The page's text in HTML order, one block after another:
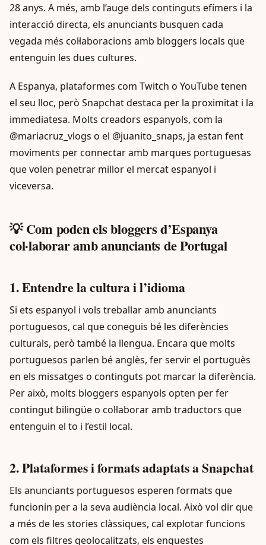
28 anys. A més, amb l’auge dels continguts efímers i la
interacció directa, els anunciants busquen cada
vegada més col·laboracions amb bloggers locals que
entenguin les dues cultures.
A Espanya, plataformes com Twitch o YouTube tenen
el seu lloc, però Snapchat destaca per la proximitat i la
immediatesa. Molts creadors espanyols, com la
@mariacruz_vlogs o el @juanito_snaps, ja estan fent
moviments per connectar amb marques portuguesas
que volen penetrar millor el mercat espanyol i
viceversa.
💡 Com poden els bloggers d’Espanya
col·laborar amb anunciants de Portugal
1. Entendre la cultura i l’idioma
Si ets espanyol i vols treballar amb anunciants
portuguesos, cal que coneguis bé les diferències
culturals, però també la llengua. Encara que molts
portuguesos parlen bé anglès, fer servir el portuguès
en els missatges o continguts pot marcar la diferència.
Per això, molts bloggers espanyols opten per fer
contingut bilingüe o col·laborar amb traductors que
entenguin el to i l’estil local.
2. Plataformes i formats adaptats a Snapchat
Els anunciants portuguesos esperen formats que
funcionin per a la seva audiència local. Això vol dir que
a més de les stories clàssiques, cal explotar funcions
com els filtres geolocalitzats, els enquestes